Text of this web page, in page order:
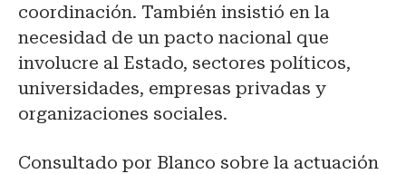
coordinación. También insistió en la
necesidad de un pacto nacional que
involucre al Estado, sectores políticos,
universidades, empresas privadas y
organizaciones sociales.
Consultado por Blanco sobre la actuación